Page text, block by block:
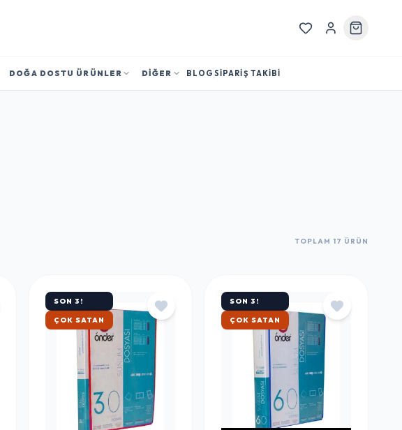
DOĞA DOSTU ÜRÜNLER DİĞER BLOG SİPARİŞ TAKİBİ
TOPLAM 17 ÜRÜN
SON 3!
ÇOK SATAN
SON 3!
ÇOK SATAN